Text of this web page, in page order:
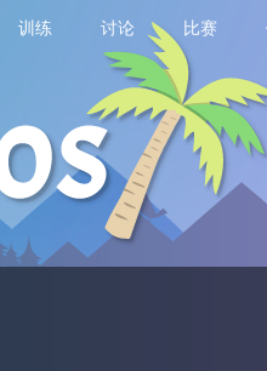
训练 讨论 比赛